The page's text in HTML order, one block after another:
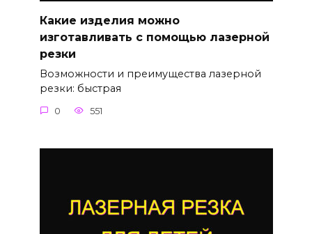
Какие изделия можно
изготавливать с помощью лазерной
резки
Возможности и преимущества лазерной
резки: быстрая
0 551